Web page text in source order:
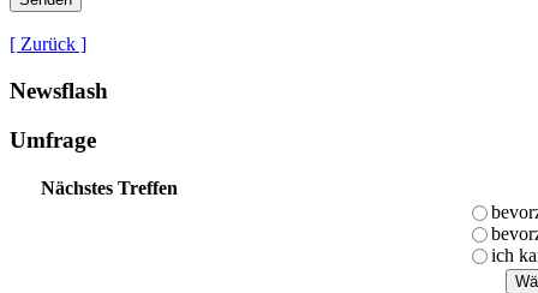
[ Zurück ]
Newsflash
Umfrage
Nächstes Treffen
ich